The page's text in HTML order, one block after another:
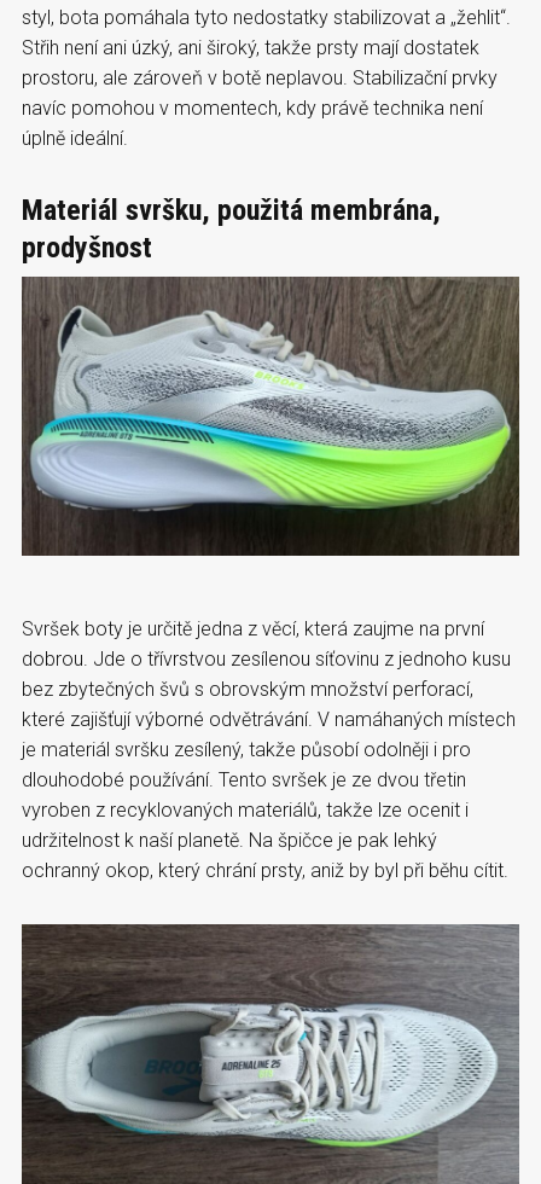
styl, bota pomáhala tyto nedostatky stabilizovat a „žehlit“.
Střih není ani úzký, ani široký, takže prsty mají dostatek
prostoru, ale zároveň v botě neplavou. Stabilizační prvky
navíc pomohou v momentech, kdy právě technika není
úplně ideální.
Materiál svršku, použitá membrána,
prodyšnost
Svršek boty je určitě jedna z věcí, která zaujme na první
dobrou. Jde o třívrstvou zesílenou síťovinu z jednoho kusu
bez zbytečných švů s obrovským množství perforací,
které zajišťují výborné odvětrávání. V namáhaných místech
je materiál svršku zesílený, takže působí odolněji i pro
dlouhodobé používání. Tento svršek je ze dvou třetin
vyroben z recyklovaných materiálů, takže lze ocenit i
udržitelnost k naší planetě. Na špičce je pak lehký
ochranný okop, který chrání prsty, aniž by byl při běhu cítit.